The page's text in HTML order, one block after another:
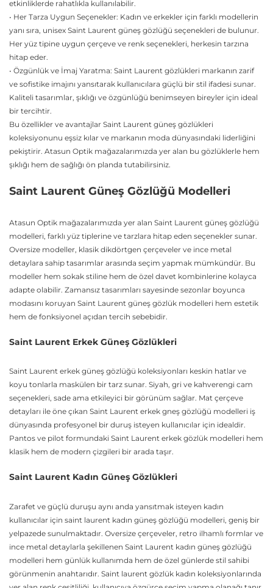
etkinliklerde rahatlıkla kullanılabilir.
• Her Tarza Uygun Seçenekler: Kadın ve erkekler için farklı modellerin
yanı sıra, unisex Saint Laurent güneş gözlüğü seçenekleri de bulunur.
Her yüz tipine uygun çerçeve ve renk seçenekleri, herkesin tarzına
hitap eder.
• Özgünlük ve İmaj Yaratma: Saint Laurent gözlükleri markanın zarif
ve sofistike imajını yansıtarak kullanıcılara güçlü bir stil ifadesi sunar.
Kaliteli tasarımlar, şıklığı ve özgünlüğü benimseyen bireyler için ideal
bir tercihtir.
Bu özellikler ve avantajlar Saint Laurent güneş gözlükleri
koleksiyonunu eşsiz kılar ve markanın moda dünyasındaki liderliğini
pekiştirir. Atasun Optik mağazalarımızda yer alan bu gözlüklerle hem
şıklığı hem de sağlığı ön planda tutabilirsiniz.
Saint Laurent Güneş Gözlüğü Modelleri
Atasun Optik mağazalarımızda yer alan Saint Laurent güneş gözlüğü
modelleri, farklı yüz tiplerine ve tarzlara hitap eden seçenekler sunar.
Oversize modeller, klasik dikdörtgen çerçeveler ve ince metal
detaylara sahip tasarımlar arasında seçim yapmak mümkündür. Bu
modeller hem sokak stiline hem de özel davet kombinlerine kolayca
adapte olabilir. Zamansız tasarımları sayesinde sezonlar boyunca
modasını koruyan Saint Laurent güneş gözlük modelleri hem estetik
hem de fonksiyonel açıdan tercih sebebidir.
Saint Laurent Erkek Güneş Gözlükleri
Saint Laurent erkek güneş gözlüğü koleksiyonları keskin hatlar ve
koyu tonlarla maskülen bir tarz sunar. Siyah, gri ve kahverengi cam
seçenekleri, sade ama etkileyici bir görünüm sağlar. Mat çerçeve
detayları ile öne çıkan Saint Laurent erkek gneş gözlüğü modelleri iş
dünyasında profesyonel bir duruş isteyen kullanıcılar için idealdir.
Pantos ve pilot formundaki Saint Laurent erkek gözlük modelleri hem
klasik hem de modern çizgileri bir arada taşır.
Saint Laurent Kadın Güneş Gözlükleri
Zarafet ve güçlü duruşu aynı anda yansıtmak isteyen kadın
kullanıcılar için saint laurent kadın güneş gözlüğü modelleri, geniş bir
yelpazede sunulmaktadır. Oversize çerçeveler, retro ilhamlı formlar ve
ince metal detaylarla şekillenen Saint Laurent kadın güneş gözlüğü
modelleri hem günlük kullanımda hem de özel günlerde stil sahibi
görünmenin anahtarıdır. Saint laurent gözlük kadın koleksiyonlarında